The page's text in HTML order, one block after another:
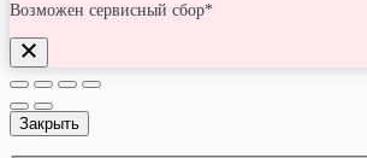
Возможен сервисный сбор*
Закрыть